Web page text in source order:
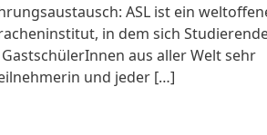
ASL ist ein
in dem sich
aus aller Welt sehr
und jeder […]